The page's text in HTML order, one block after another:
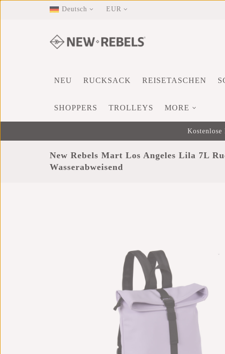
Deutsch EUR
NEU RUCKSACK REISETASCHEN
SHOPPERS TROLLEYS MORE
New Rebels Mart Los Angeles Lila 7L
Wasserabweisend